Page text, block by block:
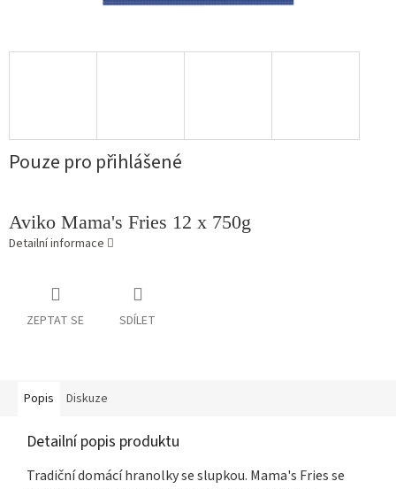
Pouze pro přihlášené
Aviko Mama's Fries 12 x 750g
Detailní informace
ZEPTAT SE SDÍLET
Popis Diskuze
Detailní popis produktu
Tradiční domácí hranolky se slupkou. Mama's Fries se